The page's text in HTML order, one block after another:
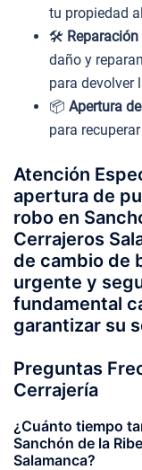
tu propiedad
🛠️
daño y
para devolver
📦 Apertura
para
Atención
apertura de
robo en
Cerrajeros
de cambio de
urgente y
fundamental
garantizar su
Preguntas
Cerrajería
¿Cuánto tiempo
Sanchón de la
Salamanca?